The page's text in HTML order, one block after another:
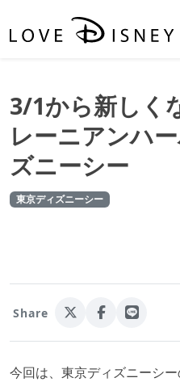
3/1から新しく
レーニアンハ
ズニーシー
東京ディズニーシー
Share
今回は、東京ディズニーシ